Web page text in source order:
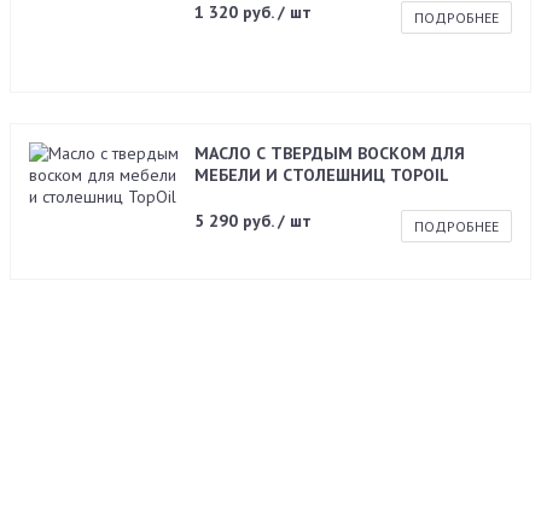
1 320 руб. / шт ПОДРОБНЕЕ
МАСЛО С ТВЕРДЫМ ВОСКОМ ДЛЯ
МЕБЕЛИ И СТОЛЕШНИЦ TOPOIL
5 290 руб. / шт ПОДРОБНЕЕ